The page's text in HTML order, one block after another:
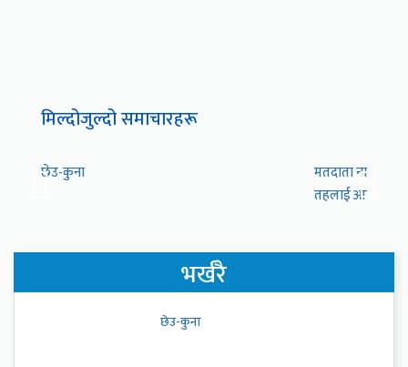
मिल्दोजुल्दो समाचारहरू
छेउ-कुना
मतदाता
तहलाई आग्रह
भर्खरै
छेउ-कुना